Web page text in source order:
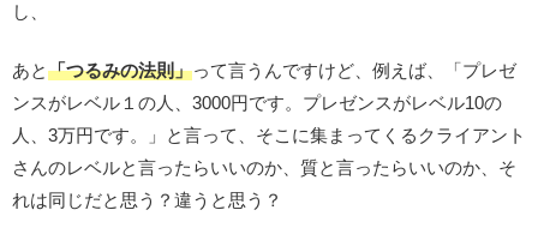
し、
あと「つるみの法則」って言うんですけど、例えば、「プレゼ
ンスがレベル１の人、3000円です。プレゼンスがレベル10の
人、3万円です。」と言って、そこに集まってくるクライアント
さんのレベルと言ったらいいのか、質と言ったらいいのか、そ
れは同じだと思う？違うと思う？